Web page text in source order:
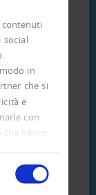
social
in
che si
e
con
hanno
della
i
banca
in
la
sul
nella